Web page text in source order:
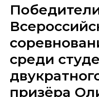
среди
призёра